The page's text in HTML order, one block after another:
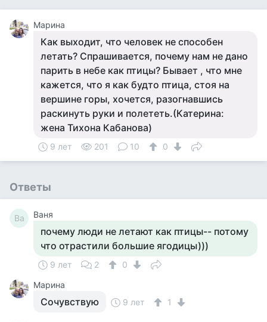
Марина
Как выходит, что человек не способен
летать? Спрашивается, почему нам не дано
парить в небе как птицы? Бывает , что мне
кажется, что я как будто птица, стоя на
вершине горы, хочется, разогнавшись
раскинуть руки и полететь.(Катерина:
жена Тихона Кабанова)
9 лет 201 10 0
Ответы
Ва Ваня
почему люди не летают как птицы-- потому
что отрастили большие ягодицы)))
9 лет 2
0
Марина
Сочувствую 9 лет 1